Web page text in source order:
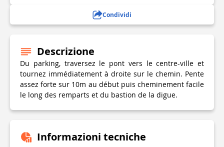
Condividi
Descrizione
Du parking, traversez le pont vers le centre-ville et
tournez immédiatement à droite sur le chemin. Pente
assez forte sur 10m au début puis cheminement facile
le long des remparts et du bastion de la digue.
Informazioni tecniche